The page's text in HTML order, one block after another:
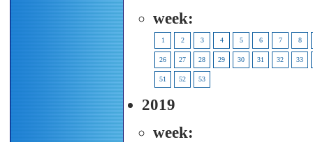
week:
1 2 3 4 5 6 7 8
26 27 28 29 30 31 32 33
51 52 53
2019
week: